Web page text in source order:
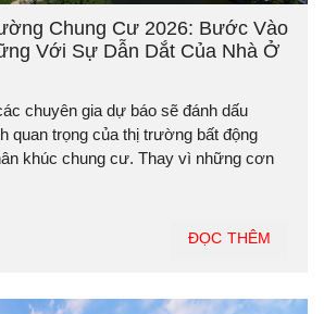
Chung Cư 2026: Bước Vào
Với Sự Dẫn Dắt Của Nhà Ở
chuyên gia dự báo sẽ đánh dấu
quan trọng của thị trường bất động
khúc chung cư. Thay vì những cơn
ĐỌC THÊM